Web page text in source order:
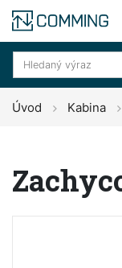
Úvod Kabina